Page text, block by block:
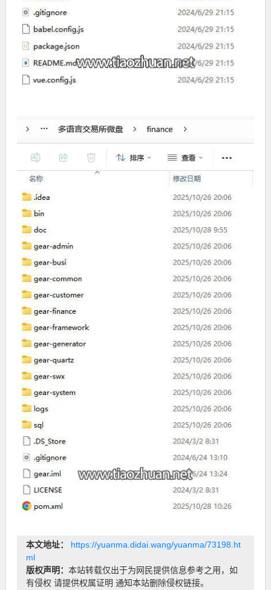
本文地址：
https://yuanma.didai.wang/yuanma/73198.ht
ml
版权声明： 本站转载仅出于为网民提供信息参考之用，如
有侵权 请提供权属证明 通知本站删除侵权链接。